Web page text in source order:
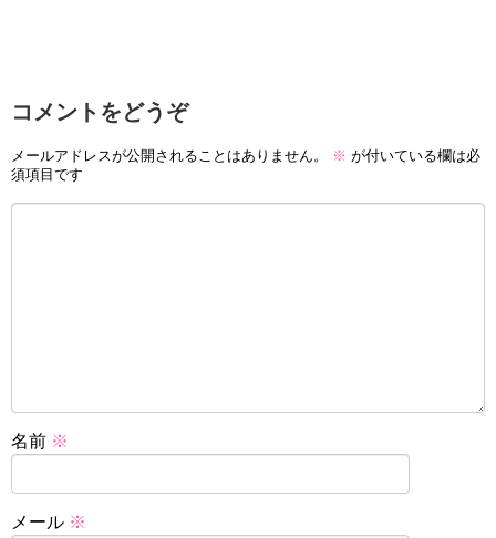
コメントをどうぞ
メールアドレスが公開されることはありません。 ※ が付いている欄は必
須項目です
名前 ※
メール ※